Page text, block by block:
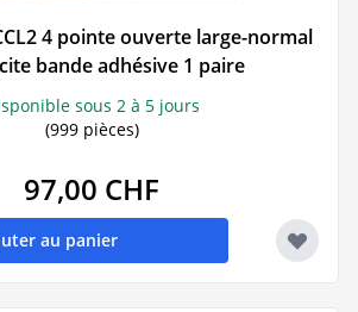
4 pointe ouverte large-normal
bande adhésive 1 paire
sous 2 à 5 jours
(999 pièces)
97,00 CHF
au panier